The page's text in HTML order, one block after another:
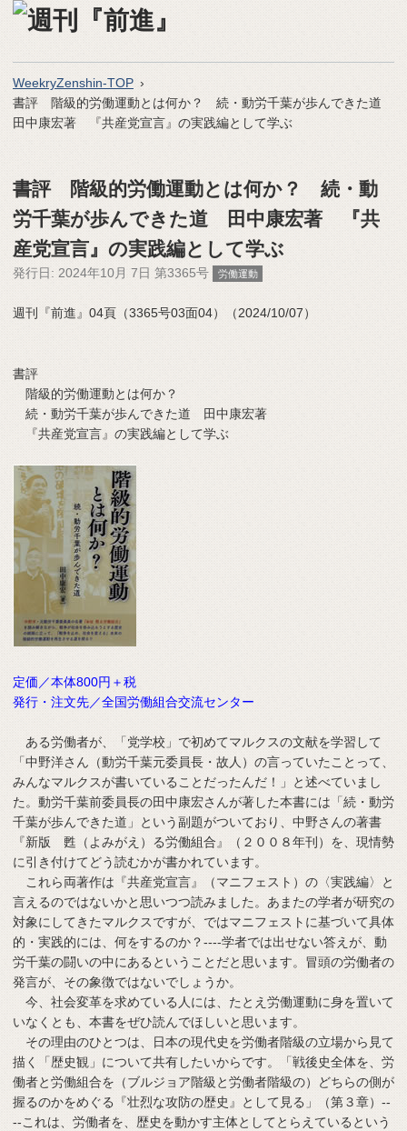
WeekryZenshin-TOP
書評 階級的労働運動とは何か？ 続・動労千葉が歩んできた道
田中康宏著 『共産党宣言』の実践編として学ぶ
書評 階級的労働運動とは何か？ 続・動
労千葉が歩んできた道 田中康宏著 『共
産党宣言』の実践編として学ぶ
発行日: 2024年10月 7日 第3365号 労働運動
週刊『前進』04頁（3365号03面04）（2024/10/07）
書評
階級的労働運動とは何か？
続・動労千葉が歩んできた道 田中康宏著
『共産党宣言』の実践編として学ぶ
定価／本体800円＋税
発行・注文先／全国労働組合交流センター
ある労働者が、「党学校」で初めてマルクスの文献を学習して
「中野洋さん（動労千葉元委員長・故人）の言っていたことって、
みんなマルクスが書いていることだったんだ！」と述べていまし
た。動労千葉前委員長の田中康宏さんが著した本書には「続・動労
千葉が歩んできた道」という副題がついており、中野さんの著書
『新版 甦（よみがえ）る労働組合』（２００８年刊）を、現情勢
に引き付けてどう読むかが書かれています。
これら両著作は『共産党宣言』（マニフェスト）の〈実践編〉と
言えるのではないかと思いつつ読みました。あまたの学者が研究の
対象にしてきたマルクスですが、ではマニフェストに基づいて具体
的・実践的には、何をするのか？----学者では出せない答えが、動
労千葉の闘いの中にあるということだと思います。冒頭の労働者の
発言が、その象徴ではないでしょうか。
今、社会変革を求めている人には、たとえ労働運動に身を置いて
いなくとも、本書をぜひ読んでほしいと思います。
その理由のひとつは、日本の現代史を労働者階級の立場から見て
描く「歴史観」について共有したいからです。「戦後史全体を、労
働者と労働組合を（ブルジョア階級と労働者階級の）どちらの側が
握るのかをめぐる『壮烈な攻防の歴史』として見る」（第３章）--
--これは、労働者を、歴史を動かす主体としてとらえているという